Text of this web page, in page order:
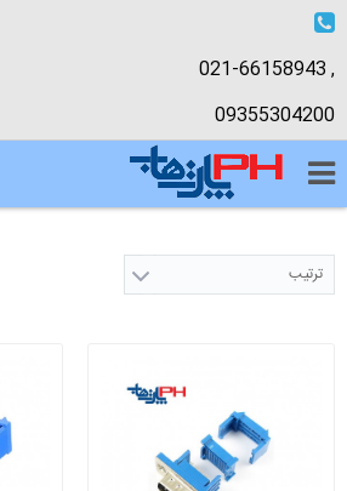
021-66158943 ,
09355304200
ترتیب